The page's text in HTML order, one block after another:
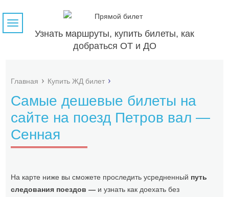
Узнать маршруты, купить билеты, как
добраться ОТ и ДО
Навигация
Главная Купить ЖД билет
Самые дешевые билеты на
сайте на поезд Петров вал —
Сенная
На карте ниже вы сможете проследить усредненный путь
следования поездов — и узнать как доехать без